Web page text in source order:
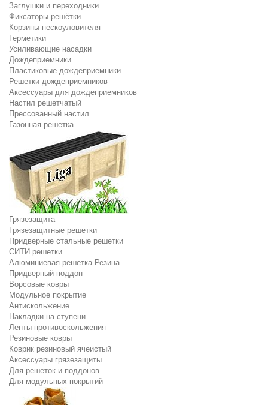
Заглушки и переходники
Фиксаторы решётки
Корзины пескоуловителя
Герметики
Усиливающие насадки
Дождеприемники
Пластиковые дождеприемники
Решетки дождеприемников
Аксессуары для дождеприемников
Настил решетчатый
Прессованный настил
Газонная решетка
Грязезащита
Грязезащитные решетки
Придверные стальные решетки
СИТИ решетки
Алюминиевая решетка Резина
Придверный поддон
Ворсовые ковры
Модульное покрытие
Антискольжение
Накладки на ступени
Ленты противоскольжения
Резиновые ковры
Коврик резиновый ячеистый
Аксессуары грязезащиты
Для решеток и поддонов
Для модульных покрытий